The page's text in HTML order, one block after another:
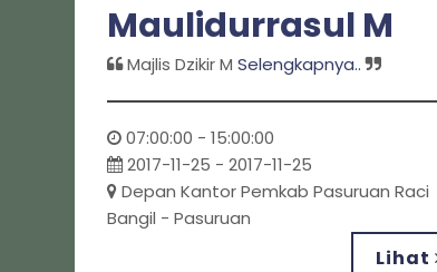
Maulidurrasul M
Majlis Dzikir M Selengkapnya..
07:00:00 - 15:00:00
2017-11-25 - 2017-11-25
Depan Kantor Pemkab Pasuruan Raci
Bangil - Pasuruan
Lihat